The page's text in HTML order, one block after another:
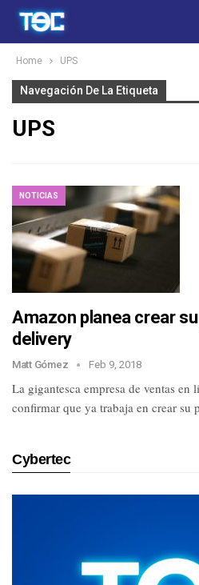
Home UPS
Navegación De La Etiqueta
UPS
NOTICIAS
Amazon planea crear
delivery
Matt Gómez Feb 9, 2018
La gigantesca empresa de ventas en
confirmar que ya trabaja en crear
Cybertec